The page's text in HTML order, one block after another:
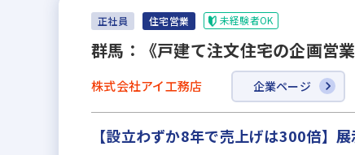
正社員 住宅営業 未経験者OK
群馬：《戸建て注文住宅の企画営
株式会社アイ工務店 企業ページ
【設立わずか8年で売上げは300倍】